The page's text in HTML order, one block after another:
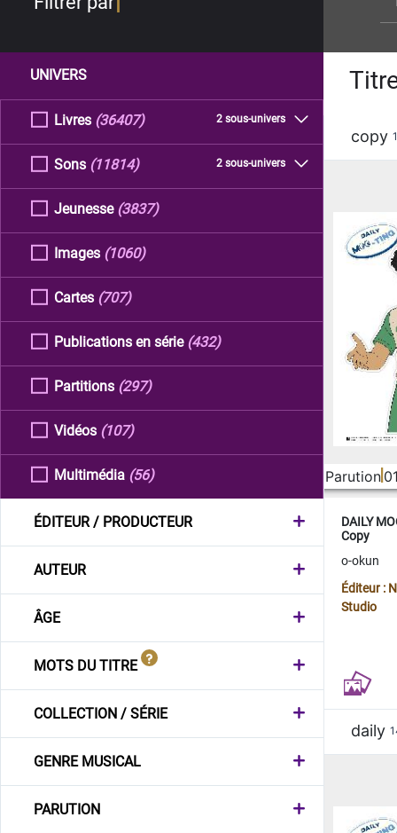
UNIVERS
Livres 2 sous-univers
(36407)
Sons 2 sous-univers
(11814)
Jeunesse (3837)
Images (1060)
Cartes (707)
Publications en série (432)
Partitions (297)
Vidéos (107)
Multimédia (56)
ÉDITEUR / PRODUCTEUR
AUTEUR
ÂGE
MOTS DU TITRE
COLLECTION / SÉRIE
GENRE MUSICAL
PARUTION
copy
Parution
DAILY
Copy
o-okun
Éditeur :
Studio
daily